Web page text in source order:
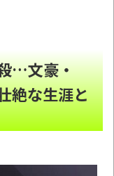
」全巻99円、
％オフほか【新
】NEW!
全く購入しな
…文豪・
絶な生涯と